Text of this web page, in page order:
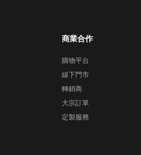
商業合作
購物平台
線下門市
轉銷商
大宗訂單
定製服務